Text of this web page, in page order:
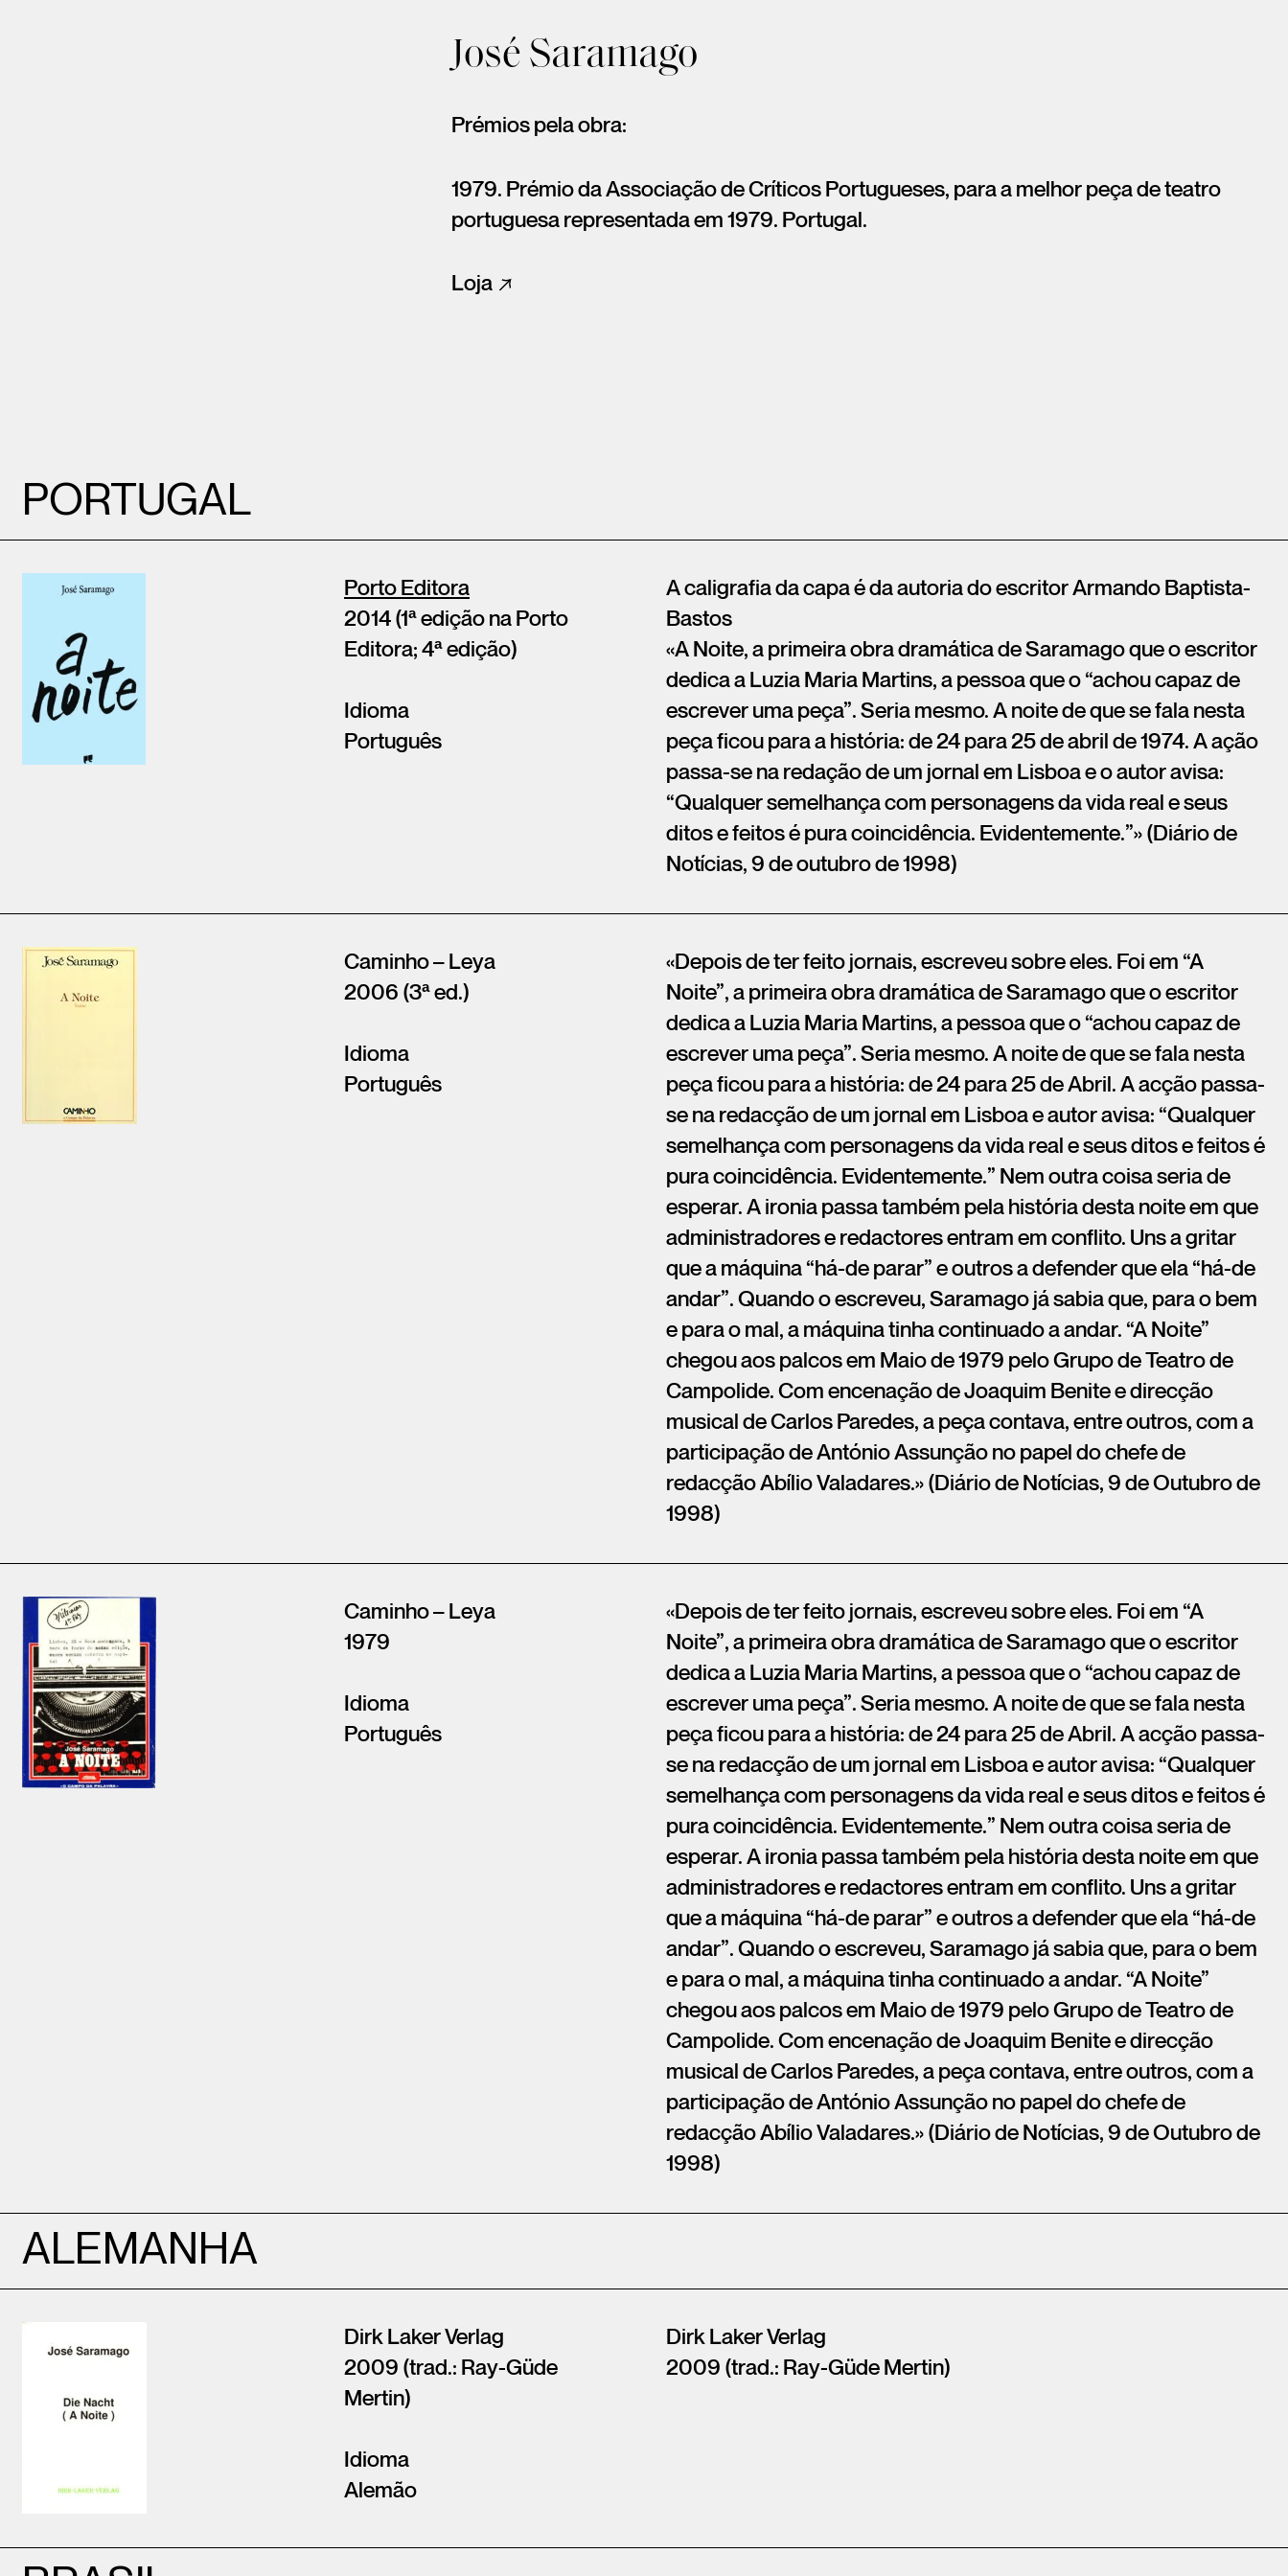
José Saramago
Prémios pela obra:
1979. Prémio da Associação de Críticos Portugueses, para a melhor peça de teatro
portuguesa representada em 1979. Portugal.
Loja
PORTUGAL
Porto Editora
2014 (1ª edição na Porto
Editora; 4ª edição)
Idioma
Português
A caligrafia da capa é da autoria do escritor Armando Baptista-
Bastos
«A Noite, a primeira obra dramática de Saramago que o escritor
dedica a Luzia Maria Martins, a pessoa que o “achou capaz de
escrever uma peça”. Seria mesmo. A noite de que se fala nesta
peça ficou para a história: de 24 para 25 de abril de 1974. A ação
passa-se na redação de um jornal em Lisboa e o autor avisa:
“Qualquer semelhança com personagens da vida real e seus
ditos e feitos é pura coincidência. Evidentemente.”» (Diário de
Notícias, 9 de outubro de 1998)
Caminho – Leya
2006 (3ª ed.)
Idioma
Português
«Depois de ter feito jornais, escreveu sobre eles. Foi em “A
Noite”, a primeira obra dramática de Saramago que o escritor
dedica a Luzia Maria Martins, a pessoa que o “achou capaz de
escrever uma peça”. Seria mesmo. A noite de que se fala nesta
peça ficou para a história: de 24 para 25 de Abril. A acção passa-
se na redacção de um jornal em Lisboa e autor avisa: “Qualquer
semelhança com personagens da vida real e seus ditos e feitos é
pura coincidência. Evidentemente.” Nem outra coisa seria de
esperar. A ironia passa também pela história desta noite em que
administradores e redactores entram em conflito. Uns a gritar
que a máquina “há-de parar” e outros a defender que ela “há-de
andar”. Quando o escreveu, Saramago já sabia que, para o bem
e para o mal, a máquina tinha continuado a andar. “A Noite”
chegou aos palcos em Maio de 1979 pelo Grupo de Teatro de
Campolide. Com encenação de Joaquim Benite e direcção
musical de Carlos Paredes, a peça contava, entre outros, com a
participação de António Assunção no papel do chefe de
redacção Abílio Valadares.» (Diário de Notícias, 9 de Outubro de
1998)
Caminho – Leya
1979
Idioma
Português
«Depois de ter feito jornais, escreveu sobre eles. Foi em “A
Noite”, a primeira obra dramática de Saramago que o escritor
dedica a Luzia Maria Martins, a pessoa que o “achou capaz de
escrever uma peça”. Seria mesmo. A noite de que se fala nesta
peça ficou para a história: de 24 para 25 de Abril. A acção passa-
se na redacção de um jornal em Lisboa e autor avisa: “Qualquer
semelhança com personagens da vida real e seus ditos e feitos é
pura coincidência. Evidentemente.” Nem outra coisa seria de
esperar. A ironia passa também pela história desta noite em que
administradores e redactores entram em conflito. Uns a gritar
que a máquina “há-de parar” e outros a defender que ela “há-de
andar”. Quando o escreveu, Saramago já sabia que, para o bem
e para o mal, a máquina tinha continuado a andar. “A Noite”
chegou aos palcos em Maio de 1979 pelo Grupo de Teatro de
Campolide. Com encenação de Joaquim Benite e direcção
musical de Carlos Paredes, a peça contava, entre outros, com a
participação de António Assunção no papel do chefe de
redacção Abílio Valadares.» (Diário de Notícias, 9 de Outubro de
1998)
ALEMANHA
Dirk Laker Verlag
2009 (trad.: Ray-Güde
Mertin)
Idioma
Alemão
Dirk Laker Verlag
2009 (trad.: Ray-Güde Mertin)